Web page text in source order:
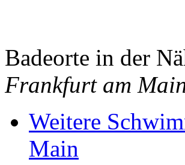
Badeorte in der
Frankfurt am
Weitere
Main